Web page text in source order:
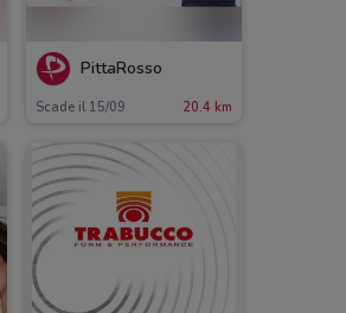
PittaRosso
Scade il 15/09 20.4 km